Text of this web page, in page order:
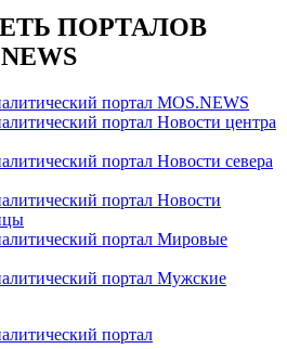
ПОРТАЛОВ
портал MOS.NEWS
портал Новости центра
портал Новости севера
портал Новости
портал Мировые
портал Мужские
портал